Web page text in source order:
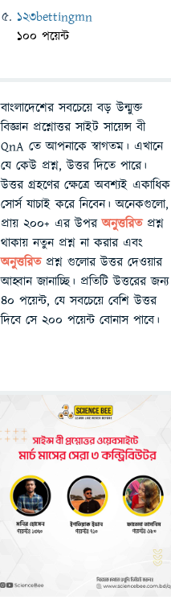
123bettingmn
100 পয়েন্ট
বাংলাদেশের সবচেয়ে বড় উন্মুক্ত
বিজ্ঞান প্রশ্নোত্তর সাইট সায়েন্স বী
QnA তে আপনাকে স্বাগতম। এখানে
যে কেউ প্রশ্ন, উত্তর দিতে পারে।
উত্তর গ্রহণের ক্ষেত্রে অবশ্যই একাধিক
সোর্স যাচাই করে নিবেন। অনেকগুলো,
প্রায় ২০০+ এর উপরঅনুত্তরিতপ্রশ্ন
থাকায় নতুন প্রশ্ন না করার এবং
অনুত্তরিত প্রশ্ন গুলোর উত্তর দেওয়ার
আহ্বান জানাচ্ছি। প্রতিটি উত্তরের জন্য
৪০ পয়েন্ট, যে সবচেয়ে বেশি উত্তর
দিবে সে ২০০ পয়েন্ট বোনাস পাবে।